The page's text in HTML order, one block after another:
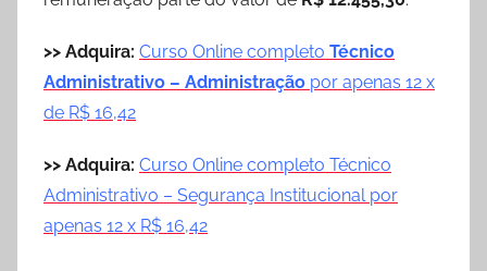
>> Adquira: Curso Online completo Técnico
Administrativo – Administração por apenas 12 x
de R$ 16,42
>> Adquira: Curso Online completo Técnico
Administrativo – Segurança Institucional por
apenas 12 x R$ 16,42